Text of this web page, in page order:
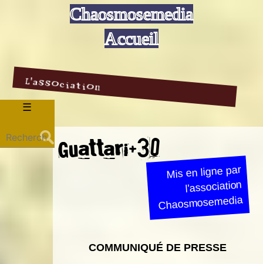
Chaosmosemedia
Accueil
☰
Rechercher :
L'association
Guattari+30
Mis en ligne par
l'association
Chaosmosemedia
COMMUNIQUÉ DE PRESSE